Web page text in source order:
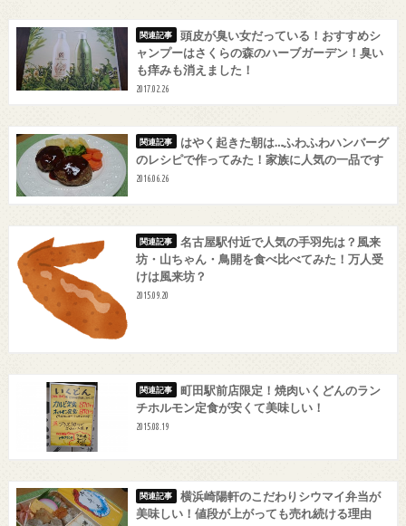
頭皮が臭い女だっている！おすすめシ
ャンプーはさくらの森のハーブガーデン！臭い
も痒みも消えました！
2017.02.26
はやく起きた朝は…ふわふわハンバーグ
のレシピで作ってみた！家族に人気の一品です
2016.06.26
名古屋駅付近で人気の手羽先は？風来
坊・山ちゃん・鳥開を食べ比べてみた！万人受
けは風来坊？
2015.09.20
町田駅前店限定！焼肉いくどんのラン
チホルモン定食が安くて美味しい！
2015.08.19
横浜崎陽軒のこだわりシウマイ弁当が
美味しい！値段が上がっても売れ続ける理由